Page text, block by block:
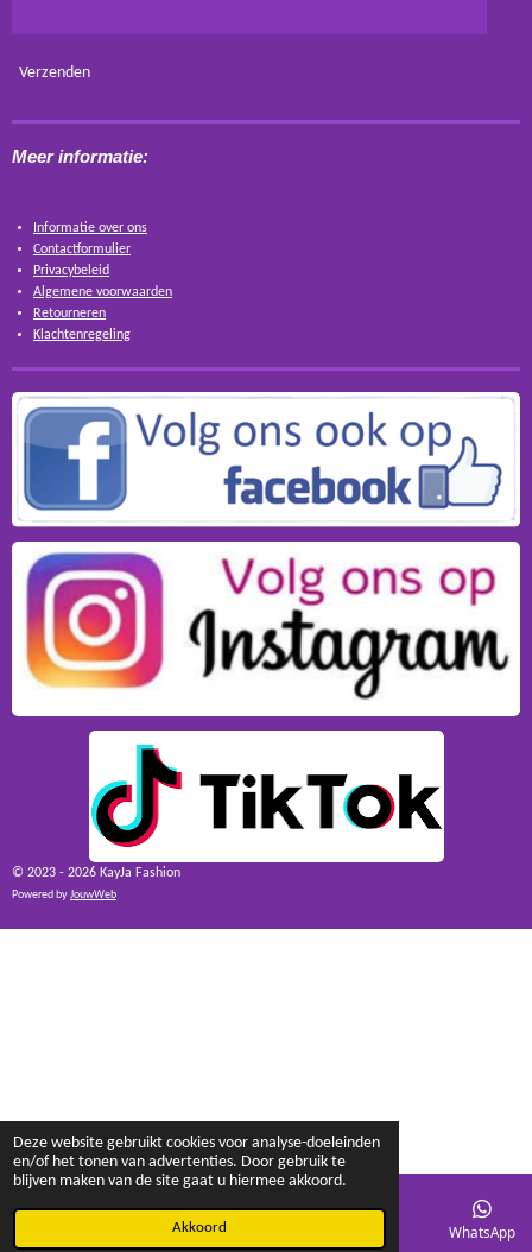
Deze website gebruikt cookies voor analyse-doeleinden
en/of het tonen van advertenties. Door gebruik te
blijven maken van de site gaat u hiermee akkoord.
Akkoord
Verzenden
Meer informatie:
Informatie over ons
Contactformulier
Privacybeleid
Algemene voorwaarden
Retourneren
Klachtenregeling
© 2023 - 2026 KayJa Fashion
Powered byJouwWeb
WhatsApp